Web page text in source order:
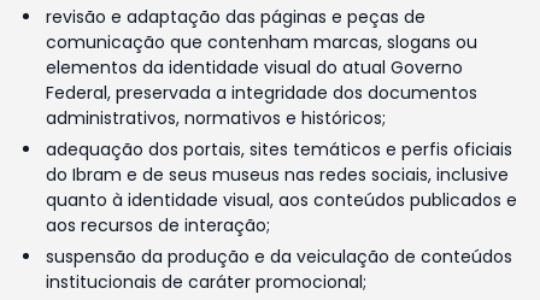
revisão e adaptação das páginas e peças de
comunicação que contenham marcas, slogans ou
elementos da identidade visual do atual Governo
Federal, preservada a integridade dos documentos
administrativos, normativos e históricos;
adequação dos portais, sites temáticos e perfis oficiais
do Ibram e de seus museus nas redes sociais, inclusive
quanto à identidade visual, aos conteúdos publicados e
aos recursos de interação;
suspensão da produção e da veiculação de conteúdos
institucionais de caráter promocional;